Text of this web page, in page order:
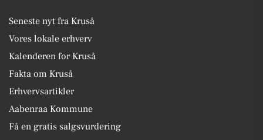
Seneste nyt fra Kruså
Vores lokale erhverv
Kalenderen for Kruså
Fakta om Kruså
Erhvervsartikler
Aabenraa Kommune
Få en gratis salgsvurdering